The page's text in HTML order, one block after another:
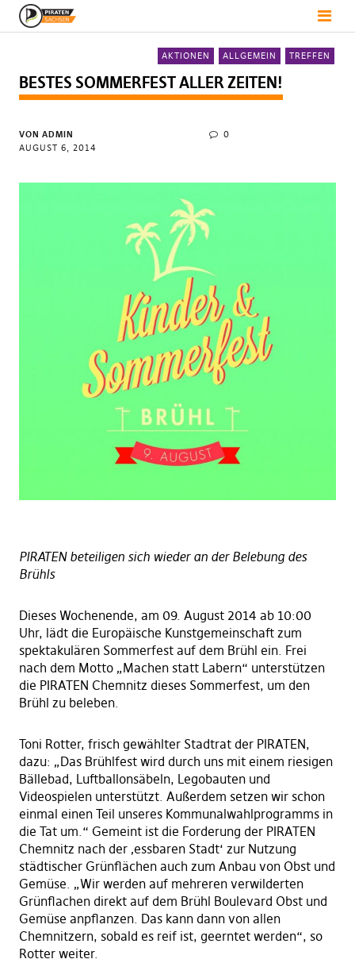
AKTIONEN ALLGEMEIN TREFFEN
BESTES SOMMERFEST ALLER ZEITEN!
VON ADMIN
AUGUST 6, 2014
0
PIRATEN beteiligen sich wieder an der Belebung des
Brühls
Dieses Wochenende, am 09. August 2014 ab 10:00
Uhr, lädt die Europäische Kunstgemeinschaft zum
spektakulären Sommerfest auf dem Brühl ein. Frei
nach dem Motto „Machen statt Labern“ unterstützen
die PIRATEN Chemnitz dieses Sommerfest, um den
Brühl zu beleben.
Toni Rotter, frisch gewählter Stadtrat der PIRATEN,
dazu: „Das Brühlfest wird durch uns mit einem riesigen
Bällebad, Luftballonsäbeln, Legobauten und
Videospielen unterstützt. Außerdem setzen wir schon
einmal einen Teil unseres Kommunalwahlprogramms in
die Tat um.“ Gemeint ist die Forderung der PIRATEN
Chemnitz nach der ‚essbaren Stadt‘ zur Nutzung
städtischer Grünflächen auch zum Anbau von Obst und
Gemüse. „Wir werden auf mehreren verwilderten
Grünflachen direkt auf dem Brühl Boulevard Obst und
Gemüse anpflanzen. Daskann dann von allen
Chemnitzern, sobald es reif ist, geerntet werden“, so
Rotter weiter.